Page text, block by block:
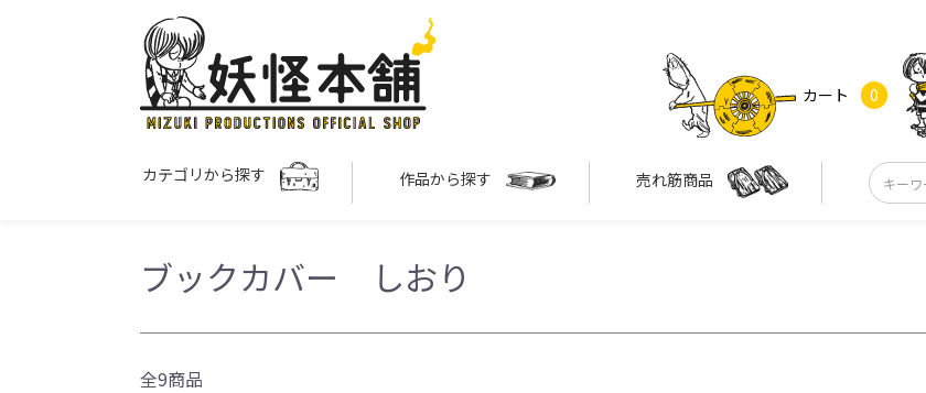
カート 0
カテゴリから探す 作品から探す 売れ筋商品
ブックカバー しおり
全9商品